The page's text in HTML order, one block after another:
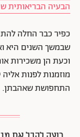
הבעיה הבריאותית
כפיר כבר החלה
שבמשך השנים היא
וכעת הן משכירות
מוזמנות לפנות
התחפושת שאהבתן.